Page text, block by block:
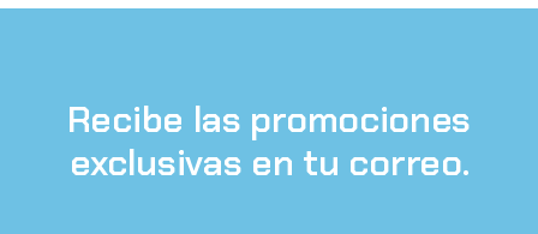
Recibe las promociones
exclusivas en tu correo.